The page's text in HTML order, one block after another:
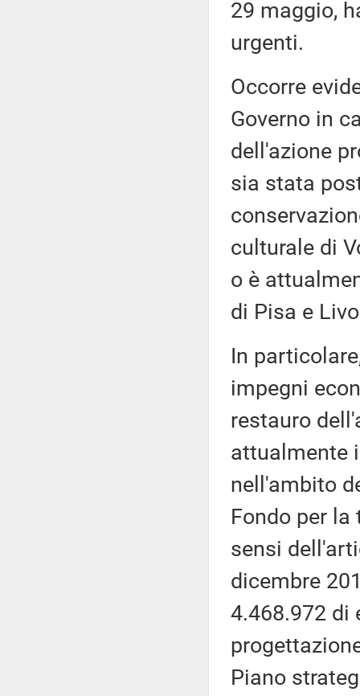
29 maggio,
urgenti.
Occorre
Governo in
dell'azione
sia stata
culturale di
o è
di Pisa e
In
impegni
restauro
attualmente
nell'ambito
Fondo per
sensi
dicembre
4.468.972 di
Piano